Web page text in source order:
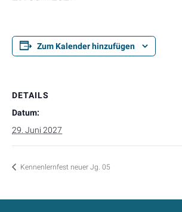
Zum Kalender hinzufügen
DETAILS
Datum:
29. Juni 2027
Kennenlernfest neuer Jg. 05